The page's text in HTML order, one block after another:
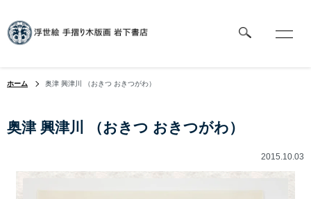
ホーム 奥津 興津川 （おきつ おきつがわ）
奥津 興津川 （おきつ おきつがわ）
2015.10.03